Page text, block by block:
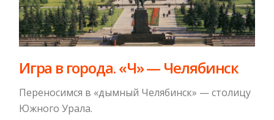
Игра в города. «Ч» — Челябинск
Переносимся в «дымный Челябинск» — столицу
Южного Урала.